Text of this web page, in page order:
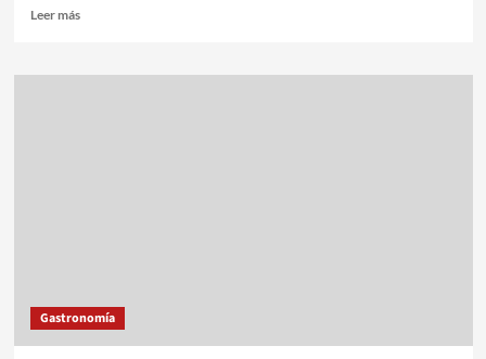
Leer más
Gastronomía